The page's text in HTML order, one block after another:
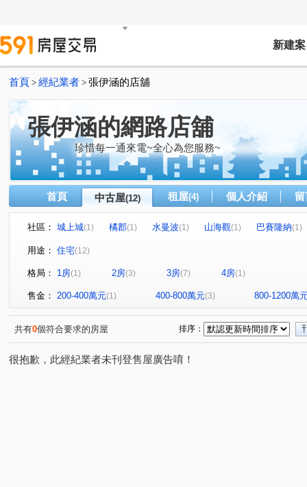
新建案
首頁 > 經紀業者 > 張伊涵的店舖
張伊涵的網路店舖
珍惜每一通來電~全心為您服務~
首頁 中古屋(12) 租屋(4) 個人介紹
社區： 城上城(1) 橘郡(1) 水曼波(1) 山海觀(1) 巴賽隆納(1)
龍騰大地
樂利二街
深溪路
用途： 住宅(12)
格局： 1房(1) 2房(3) 3房(7) 4房(1)
售金： 200-400萬元(1) 400-800萬元(3) 800-1200萬
共有0個符合要求的房屋 排序：
很抱歉，此經紀業者未刊登售屋廣告唷！